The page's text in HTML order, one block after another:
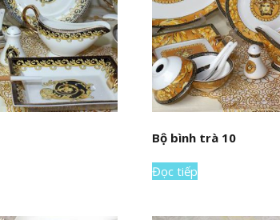
Bộ bình trà 10
Đọc tiếp